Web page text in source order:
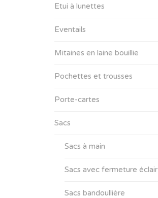
Etui à lunettes
Eventails
Mitaines en laine bouillie
Pochettes et trousses
Porte-cartes
Sacs
Sacs à main
Sacs avec fermeture éclair
Sacs bandoullière